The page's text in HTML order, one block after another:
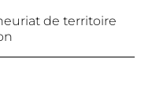
de territoire